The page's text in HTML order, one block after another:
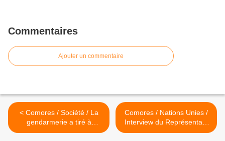
Commentaires
Ajouter un commentaire
< Comores / Société / La
gendarmerie a tiré à
Ivembéni, faisant un mort et
Comores / Nations Unies /
Interview du Représentant
du PNUD :Opia Mensah